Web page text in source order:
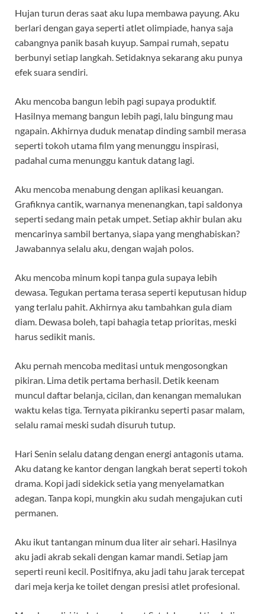
Hujan turun deras saat aku lupa membawa payung. Aku
berlari dengan gaya seperti atlet olimpiade, hanya saja
cabangnya panik basah kuyup. Sampai rumah, sepatu
berbunyi setiap langkah. Setidaknya sekarang aku punya
efek suara sendiri.
Aku mencoba bangun lebih pagi supaya produktif.
Hasilnya memang bangun lebih pagi, lalu bingung mau
ngapain. Akhirnya duduk menatap dinding sambil merasa
seperti tokoh utama film yang menunggu inspirasi,
padahal cuma menunggu kantuk datang lagi.
Aku mencoba menabung dengan aplikasi keuangan.
Grafiknya cantik, warnanya menenangkan, tapi saldonya
seperti sedang main petak umpet. Setiap akhir bulan aku
mencarinya sambil bertanya, siapa yang menghabiskan?
Jawabannya selalu aku, dengan wajah polos.
Aku mencoba minum kopi tanpa gula supaya lebih
dewasa. Tegukan pertama terasa seperti keputusan hidup
yang terlalu pahit. Akhirnya aku tambahkan gula diam
diam. Dewasa boleh, tapi bahagia tetap prioritas, meski
harus sedikit manis.
Aku pernah mencoba meditasi untuk mengosongkan
pikiran. Lima detik pertama berhasil. Detik keenam
muncul daftar belanja, cicilan, dan kenangan memalukan
waktu kelas tiga. Ternyata pikiranku seperti pasar malam,
selalu ramai meski sudah disuruh tutup.
Hari Senin selalu datang dengan energi antagonis utama.
Aku datang ke kantor dengan langkah berat seperti tokoh
drama. Kopi jadi sidekick setia yang menyelamatkan
adegan. Tanpa kopi, mungkin aku sudah mengajukan cuti
permanen.
Aku ikut tantangan minum dua liter air sehari. Hasilnya
aku jadi akrab sekali dengan kamar mandi. Setiap jam
seperti reuni kecil. Positifnya, aku jadi tahu jarak tercepat
dari meja kerja ke toilet dengan presisi atlet profesional.